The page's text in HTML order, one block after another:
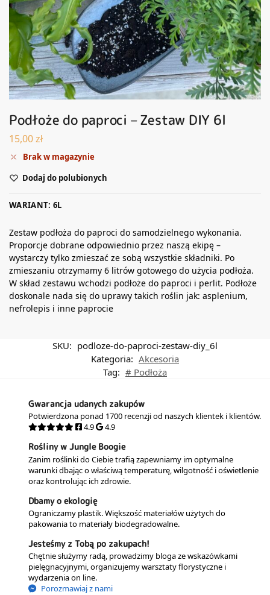
Podłoże do paproci – Zestaw DIY 6l
15,00zł
Brak w magazynie
Dodaj do polubionych
WARIANT: 6L
Zestaw podłoża do paproci do samodzielnego wykonania.
Proporcje dobrane odpowiednio przez naszą ekipę –
wystarczy tylko zmieszać ze sobą wszystkie składniki. Po
zmieszaniu otrzymamy 6 litrów gotowego do użycia podłoża.
W skład zestawu wchodzi podłoże do paproci i perlit. Podłoże
doskonale nada się do uprawy takich roślin jak: asplenium,
nefrolepis i inne paprocie
SKU: podloze-do-paproci-zestaw-diy_6l
Kategoria: Akcesoria
Tag: # Podłoża
Gwarancja udanych zakupów
Potwierdzona ponad 1700 recenzji od naszych klientek i klientów.
4.9
4.9
Rośliny w Jungle Boogie
Zanim roślinki do Ciebie trafią zapewniamy im optymalne
warunki dbając o właściwą temperaturę, wilgotność i oświetlenie
oraz kontrolując ich zdrowie.
Dbamy o ekologię
Ograniczamy plastik. Większość materiałów użytych do
pakowania to materiały biodegradowalne.
Jesteśmy z Tobą po zakupach!
Chętnie służymy radą, prowadzimy bloga ze wskazówkami
pielęgnacyjnymi, organizujemy warsztaty florystyczne i
wydarzenia on line.
Porozmawiaj z nami